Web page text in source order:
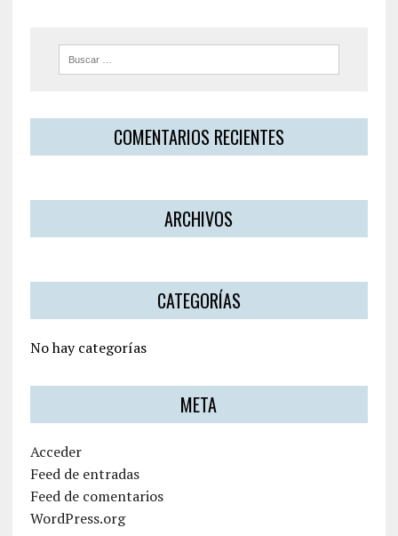
COMENTARIOS RECIENTES
ARCHIVOS
CATEGORÍAS
No hay categorías
META
Acceder
Feed de entradas
Feed de comentarios
WordPress.org